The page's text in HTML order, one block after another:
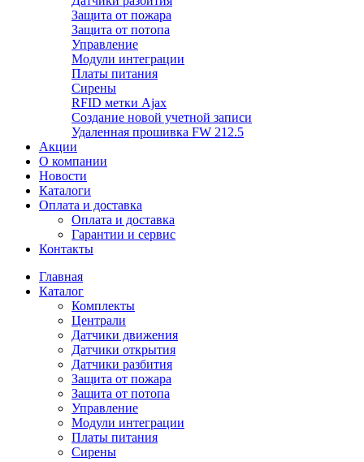
Защита от пожара
Защита от потопа
Управление
Модули интеграции
Платы питания
Сирены
RFID метки Ajax
Создание новой учетной записи
Удаленная прошивка FW 212.5
Акции
О компании
Новости
Каталоги
Оплата и доставка
Оплата и доставка
Гарантии и сервис
Контакты
Главная
Каталог
Комплекты
Централи
Датчики движения
Датчики открытия
Датчики разбития
Защита от пожара
Защита от потопа
Управление
Модули интеграции
Платы питания
Сирены